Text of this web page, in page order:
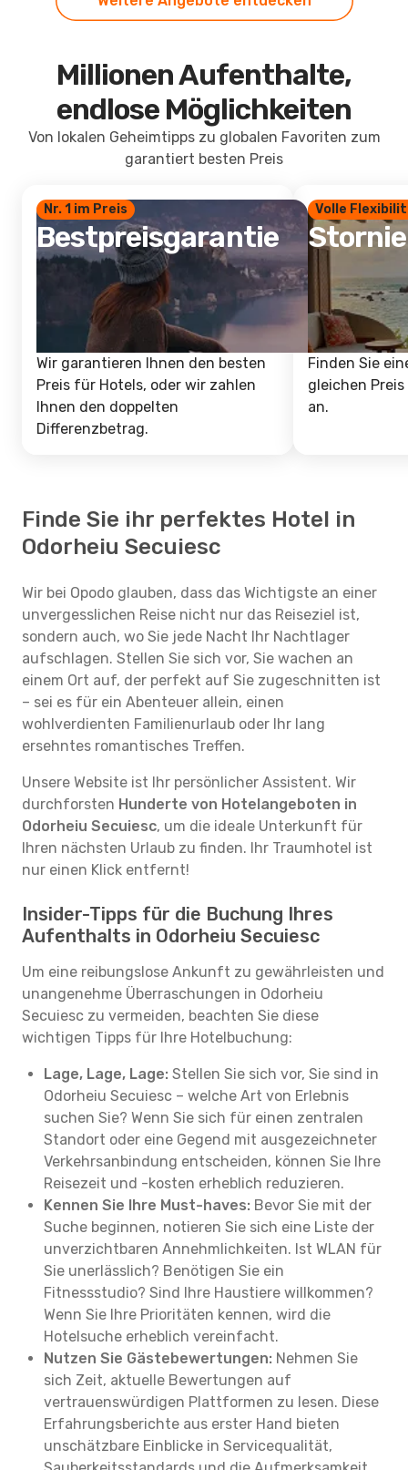
Millionen Aufenthalte,
endlose Möglichkeiten
Von lokalen Geheimtipps zu globalen Favoriten zum
garantiert besten Preis
Nr. 1 im Preis
Bestpreisgarantie
Wir garantieren Ihnen den besten
Preis für Hotels, oder wir zahlen
Ihnen den doppelten
Differenzbetrag.
Volle
Finden Sie
gleichen
an.
Finde Sie ihr perfektes Hotel in
Odorheiu Secuiesc
Wir bei Opodo glauben, dass das Wichtigste an einer
unvergesslichen Reise nicht nur das Reiseziel ist,
sondern auch, wo Sie jede Nacht Ihr Nachtlager
aufschlagen. Stellen Sie sich vor, Sie wachen an
einem Ort auf, der perfekt auf Sie zugeschnitten ist
– sei es für ein Abenteuer allein, einen
wohlverdienten Familienurlaub oder Ihr lang
ersehntes romantisches Treffen.
Unsere Website ist Ihr persönlicher Assistent. Wir
durchforsten Hunderte von Hotelangeboten in
Odorheiu Secuiesc, um die ideale Unterkunft für
Ihren nächsten Urlaub zu finden. Ihr Traumhotel ist
nur einen Klick entfernt!
Insider-Tipps für die Buchung Ihres
Aufenthalts in Odorheiu Secuiesc
Um eine reibungslose Ankunft zu gewährleisten und
unangenehme Überraschungen in Odorheiu
Secuiesc zu vermeiden, beachten Sie diese
wichtigen Tipps für Ihre Hotelbuchung:
Lage, Lage, Lage: Stellen Sie sich vor, Sie sind in
Odorheiu Secuiesc – welche Art von Erlebnis
suchen Sie? Wenn Sie sich für einen zentralen
Standort oder eine Gegend mit ausgezeichneter
Verkehrsanbindung entscheiden, können Sie Ihre
Reisezeit und -kosten erheblich reduzieren.
Kennen Sie Ihre Must-haves: Bevor Sie mit der
Suche beginnen, notieren Sie sich eine Liste der
unverzichtbaren Annehmlichkeiten. Ist WLAN für
Sie unerlässlich? Benötigen Sie ein
Fitnessstudio? Sind Ihre Haustiere willkommen?
Wenn Sie Ihre Prioritäten kennen, wird die
Hotelsuche erheblich vereinfacht.
Nutzen Sie Gästebewertungen: Nehmen Sie
sich Zeit, aktuelle Bewertungen auf
vertrauenswürdigen Plattformen zu lesen. Diese
Erfahrungsberichte aus erster Hand bieten
unschätzbare Einblicke in Servicequalität,